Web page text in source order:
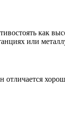
или
отличается